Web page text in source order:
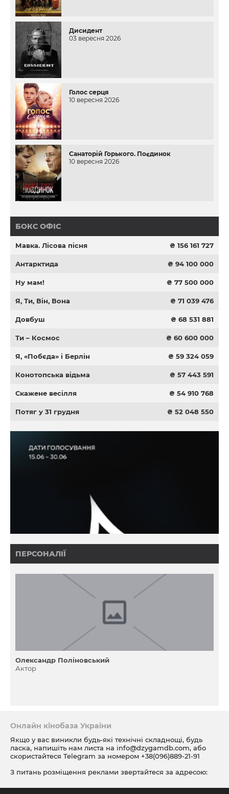
Дисидент
03 вересня 2026
Голос серця
10 вересня 2026
Санаторій Горького. Поєдинок
10 вересня 2026
БОКС ОФІС
Мавка. Лісова пісня ₴ 156 161 727
Антарктида ₴ 94 100 000
Ну мам! ₴ 77 500 000
Я, Ти, Він, Вона ₴ 71 039 476
Довбуш ₴ 68 531 881
Ти – Космос ₴ 60 600 000
Я, «Побєда» і Берлін ₴ 59 324 059
Конотопська відьма ₴ 57 443 591
Скажене весілля ₴ 54 910 768
Потяг у 31 грудня ₴ 52 048 550
ПЕРСОНАЛІЇ
Олександр Поліновський
Актор
Онлайн кінобаза України
Якщо у вас виникли будь-які технічні складнощі, будь
ласка, напишіть нам листа на info@dzygamdb.com, або
скористайтеся Telegram за номером +38(096)889-21-91
З питань розміщення реклами звертайтеся за адресою:
посиланням